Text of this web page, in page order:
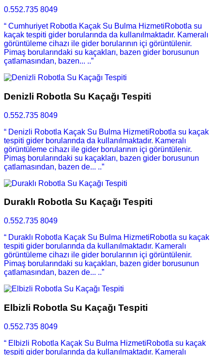
0.552.735 8049
“ Cumhuriyet Robotla Kaçak Su Bulma HizmetiRobotla su
kaçak tespiti gider borularında da kullanılmaktadır. Kameralı
görüntüleme cihazı ile gider borularının içi görüntülenir.
Pimaş borularındaki su kaçakları, bazen gider borusunun
çatlamasından, bazen... ..”
Denizli Robotla Su Kaçağı Tespiti
0.552.735 8049
“ Denizli Robotla Kaçak Su Bulma HizmetiRobotla su kaçak
tespiti gider borularında da kullanılmaktadır. Kameralı
görüntüleme cihazı ile gider borularının içi görüntülenir.
Pimaş borularındaki su kaçakları, bazen gider borusunun
çatlamasından, bazen de... ..”
Duraklı Robotla Su Kaçağı Tespiti
0.552.735 8049
“ Duraklı Robotla Kaçak Su Bulma HizmetiRobotla su kaçak
tespiti gider borularında da kullanılmaktadır. Kameralı
görüntüleme cihazı ile gider borularının içi görüntülenir.
Pimaş borularındaki su kaçakları, bazen gider borusunun
çatlamasından, bazen de... ..”
Elbizli Robotla Su Kaçağı Tespiti
0.552.735 8049
“ Elbizli Robotla Kaçak Su Bulma HizmetiRobotla su kaçak
tespiti gider borularında da kullanılmaktadır. Kameralı